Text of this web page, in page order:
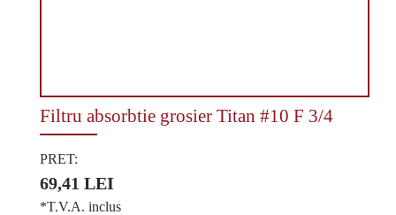
Filtru absorbtie grosier Titan #10 F 3/4
PRET:
69,41 LEI
*T.V.A. inclus